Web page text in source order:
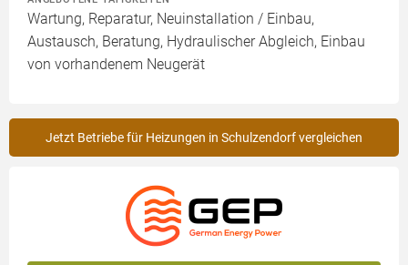
Wartung, Reparatur, Neuinstallation / Einbau,
Austausch, Beratung, Hydraulischer Abgleich, Einbau
von vorhandenem Neugerät
Jetzt Betriebe für Heizungen in Schulzendorf vergleichen